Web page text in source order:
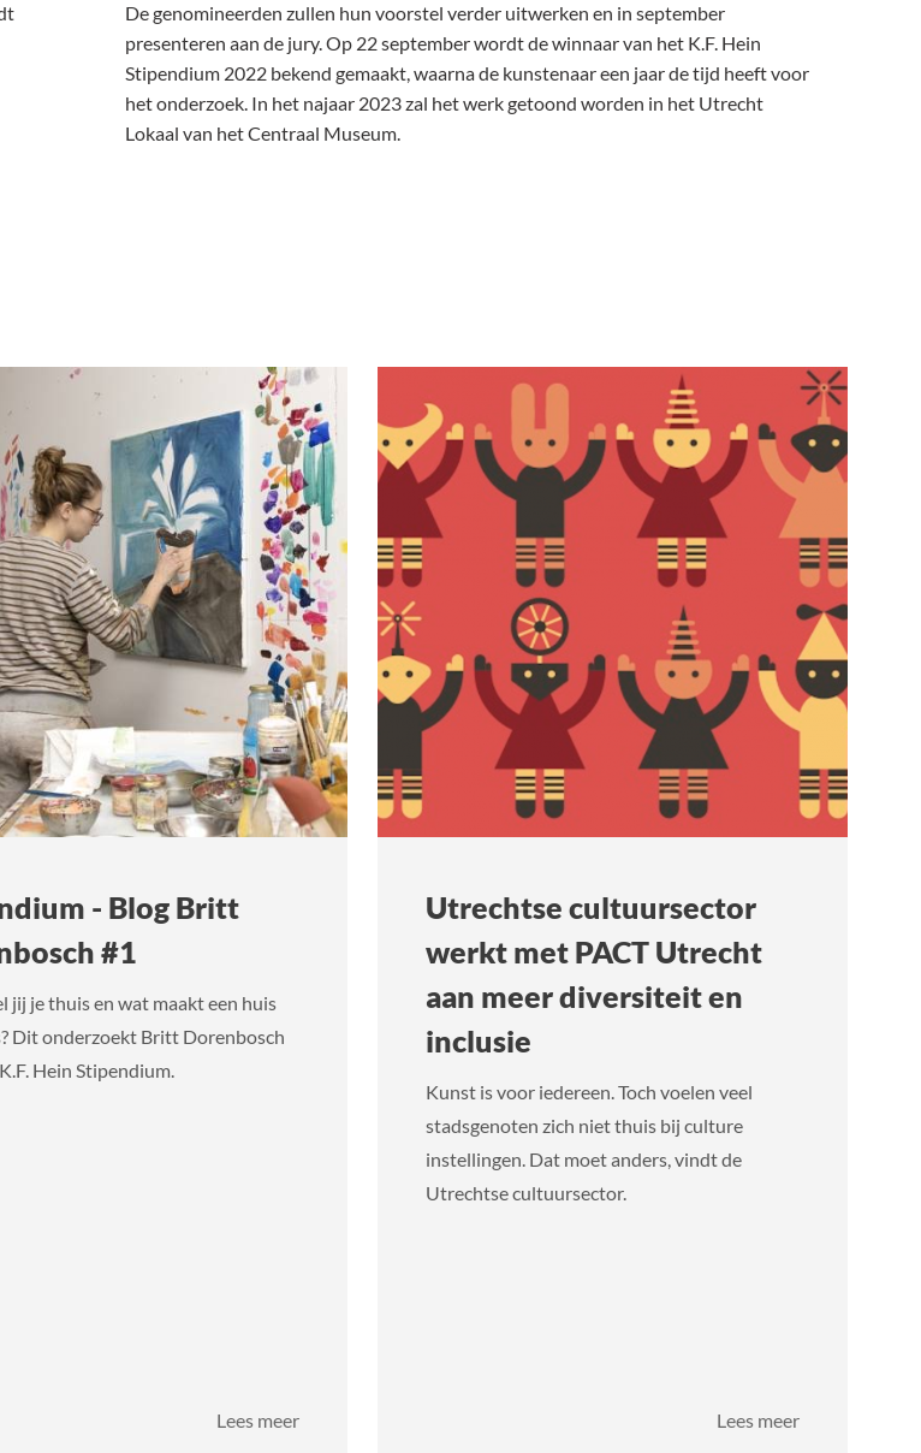
De genomineerden zullen hun voorstel verder uitwerken en in september
presenteren aan de jury. Op 22 september wordt de winnaar van het K.F. Hein
Stipendium 2022 bekend gemaakt, waarna de kunstenaar een jaar de tijd heeft voor
het onderzoek. In het najaar 2023 zal het werk getoond worden in het Utrecht
Lokaal van het Centraal Museum.
blog
- Blog Britt
#1
jij je thuis en wat maakt een huis
Dit onderzoekt Britt Dorenbosch
Hein Stipendium.
Lees meerover
Utrechtse cultuursector
werkt met PACT Utrecht
aan meer diversiteit en
inclusie
Kunst is voor iedereen. Toch voelen veel
stadsgenoten zich niet thuis bij culture
instellingen. Dat moet anders, vindt de
Utrechtse cultuursector.
Lees meerover